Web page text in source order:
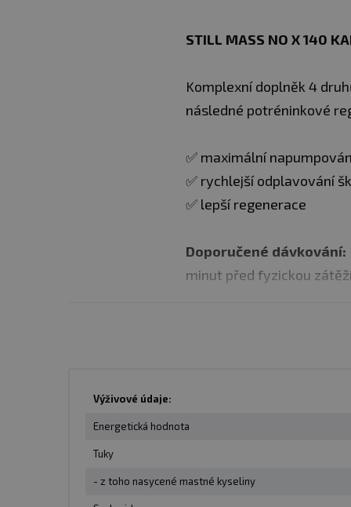
STILL MASS NO X 140
Komplexní doplněk 4
následné potréninkové
✅ maximální
✅ rychlejší odplavování
✅ lepší regenerace
Doporučené dávkování:
minut před fyzickou
Výživové údaje:
Energetická hodnota
Tuky
- z toho nasycené mastné kyseliny